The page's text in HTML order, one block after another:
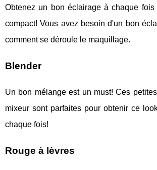
Obtenez un bon éclairage à chaque
compact! Vous avez besoin d'un bon
comment se déroule le maquillage.
Blender
Un bon mélange est un must! Ces
mixeur sont parfaites pour obtenir ce
chaque fois!
Rouge à lèvres